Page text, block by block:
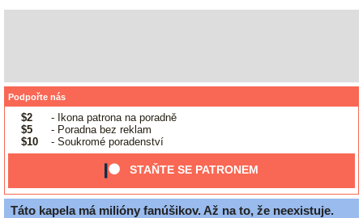
Podpořte nás
$2
- Ikona patrona na poradně
$5
- Poradna bez reklam
$10
- Soukromé poradenství
STAŇTE SE PATRONEM
Táto kapela má milióny fanúšikov. Až na to, že neexistuje.